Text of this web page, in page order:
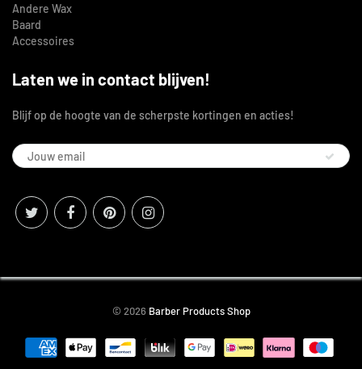
Andere Wax
Baard
Accessoires
Laten we in contact blijven!
Blijf op de hoogte van de scherpste kortingen en acties!
© 2026 Barber Products Shop